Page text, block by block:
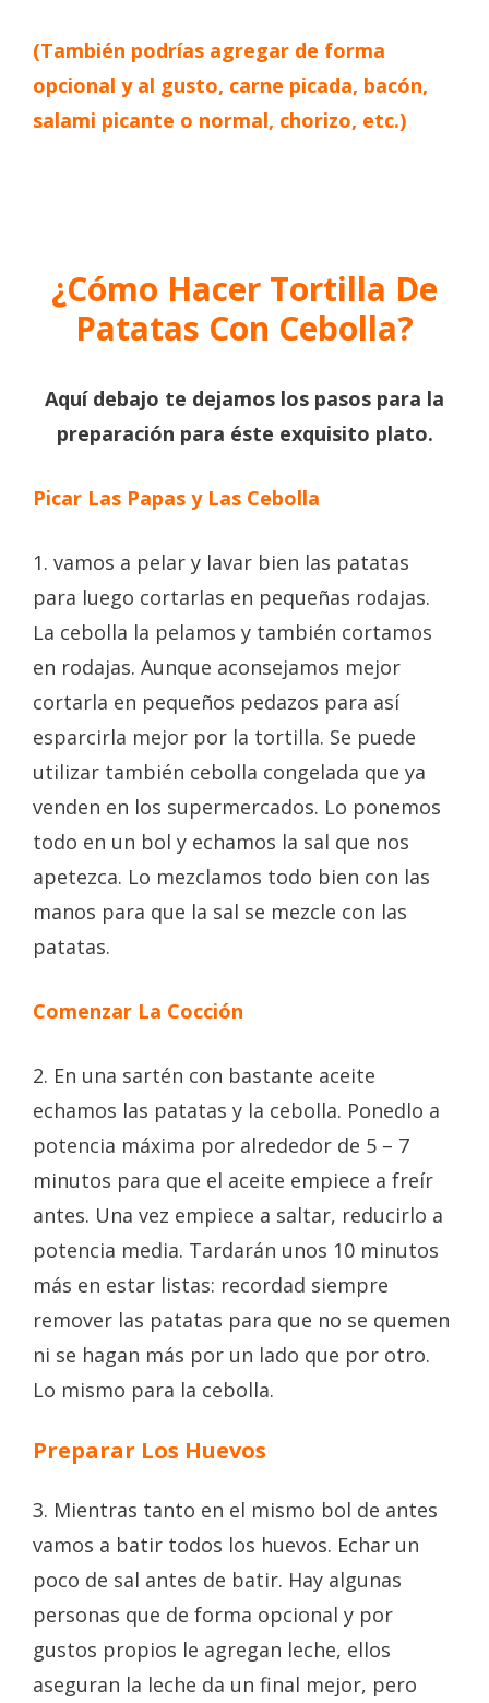
(También podrías agregar de forma
opcional y al gusto, carne picada, bacón,
salami picante o normal, chorizo, etc.)
¿Cómo Hacer Tortilla De
Patatas Con Cebolla?
Aquí debajo te dejamos los pasos para la
preparación para éste exquisito plato.
Picar Las Papas y Las Cebolla
1. vamos a pelar y lavar bien las patatas
para luego cortarlas en pequeñas rodajas.
La cebolla la pelamos y también cortamos
en rodajas. Aunque aconsejamos mejor
cortarla en pequeños pedazos para así
esparcirla mejor por la tortilla. Se puede
utilizar también cebolla congelada que ya
venden en los supermercados. Lo ponemos
todo en un bol y echamos la sal que nos
apetezca. Lo mezclamos todo bien con las
manos para que la sal se mezcle con las
patatas.
Comenzar La Cocción
2. En una sartén con bastante aceite
echamos las patatas y la cebolla. Ponedlo a
potencia máxima por alrededor de 5 – 7
minutos para que el aceite empiece a freír
antes. Una vez empiece a saltar, reducirlo a
potencia media. Tardarán unos 10 minutos
más en estar listas: recordad siempre
remover las patatas para que no se quemen
ni se hagan más por un lado que por otro.
Lo mismo para la cebolla.
Preparar Los Huevos
3. Mientras tanto en el mismo bol de antes
vamos a batir todos los huevos. Echar un
poco de sal antes de batir. Hay algunas
personas que de forma opcional y por
gustos propios le agregan leche, ellos
aseguran la leche da un final mejor, pero